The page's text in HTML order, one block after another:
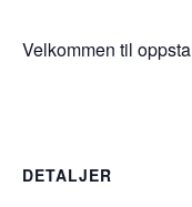
Velkommen til
DETALJER